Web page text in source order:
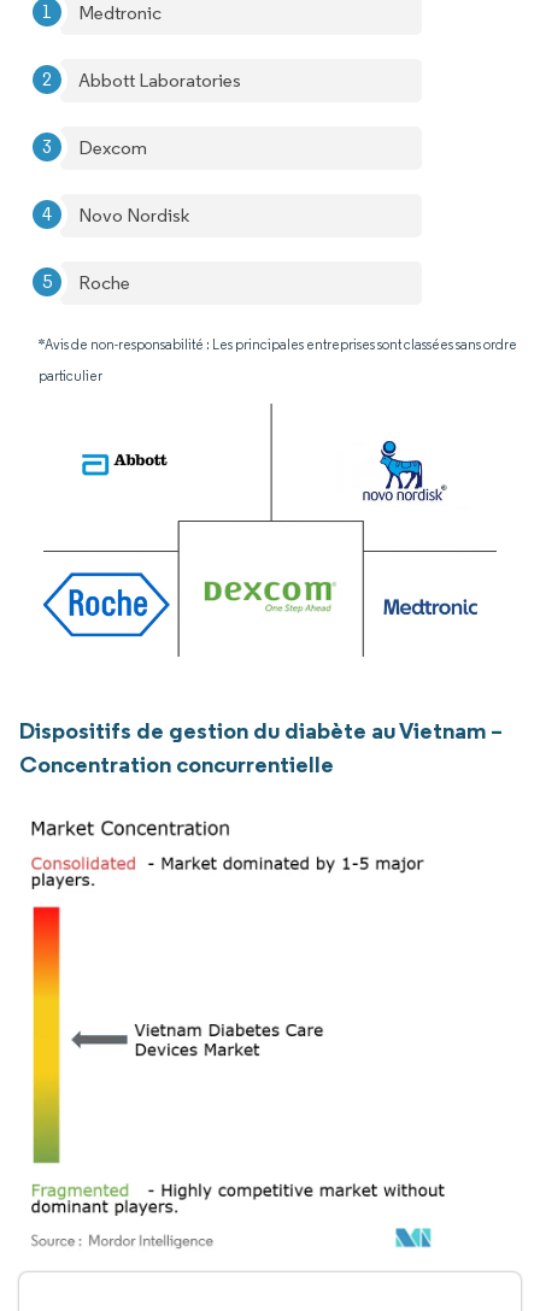
Medtronic
Abbott Laboratories
Dexcom
Novo Nordisk
Roche
*Avis de non-responsabilité : Les principales entreprises sont classées sans ordre
particulier
Dispositifs de gestion du diabète au Vietnam –
Concentration concurrentielle